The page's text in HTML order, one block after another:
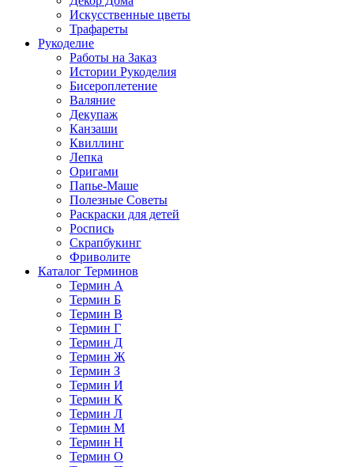
Искусственные цветы
Трафареты
Рукоделие
Работы на Заказ
Истории Рукоделия
Бисероплетение
Валяние
Декупаж
Канзаши
Квиллинг
Лепка
Оригами
Папье-Маше
Полезные Советы
Раскраски для детей
Роспись
Скрапбукинг
Фриволите
Каталог Терминов
Термин А
Термин Б
Термин В
Термин Г
Термин Д
Термин Ж
Термин З
Термин И
Термин К
Термин Л
Термин М
Термин Н
Термин О